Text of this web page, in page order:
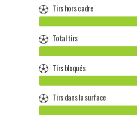
Tirs hors cadre
Total tirs
Tirs bloqués
Tirs dans la surface